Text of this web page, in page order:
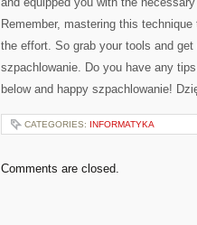
Remember, ⁤mastering this
the⁤ effort.​ So⁤ grab your tools and⁤
szpachlowanie.​ Do you have any
below and happy szpachlowanie!
CATEGORIES: INFORMATYKA
Comments are closed.